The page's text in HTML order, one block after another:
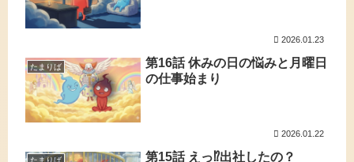
2026.01.23
たまりば
第16話 休みの日の悩みと月曜日
の仕事始まり
2026.01.22
第15話 えっ⁉出社したの？